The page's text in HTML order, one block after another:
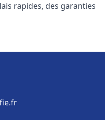
rapides, des garanties